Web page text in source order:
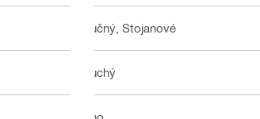
Ručný, Stojanové
Suchý